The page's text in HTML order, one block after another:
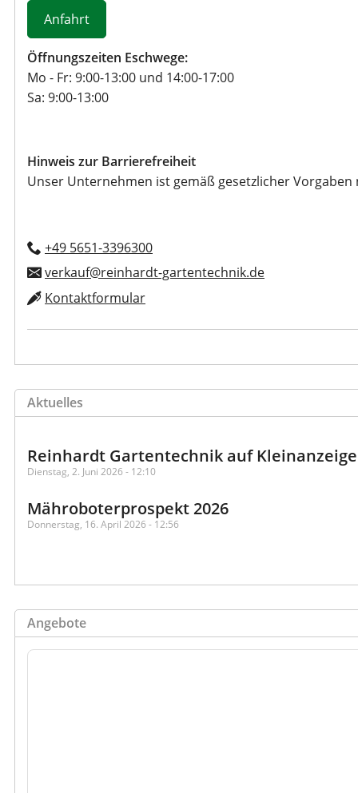
Anfahrt
Öffnungszeiten Eschwege:
Mo - Fr: 9:00-13:00 und 14:00-17:00
Sa: 9:00-13:00
Hinweis zur Barrierefreiheit
Unser Unternehmen ist gemäß gesetzlicher
+49 5651-3396300
verkauf@reinhardt-gartentechnik.de
Kontaktformular
Aktuelles
Reinhardt Gartentechnik auf
Dienstag, 2. Juni 2026 - 12:10
Mähroboterprospekt 2026
Donnerstag, 16. April 2026 - 12:56
Angebote